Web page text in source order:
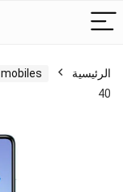
الرئيسية mobiles
40